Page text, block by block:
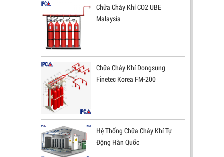
Mã sản phẩm: UX300
Chữa Cháy Khí CO2 UBE
Malaysia
Chữa Cháy Khí Dongsung
Finetec Korea FM-200
Hệ Thống Chữa Cháy Khí Tự
Động Hàn Quốc